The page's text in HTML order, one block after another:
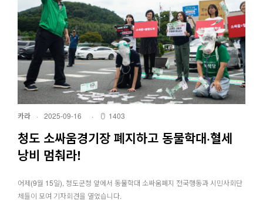
카라 · 2025-09-16 · 1403
청도 소싸움경기장 폐지하고 동물학대·혈세
낭비 멈춰라!
어제(9월 15일), 청도군청 앞에서 동물학대 소싸움폐지 전국행동과 시민사회단
체들이 모여 기자회견을 열었습니다.